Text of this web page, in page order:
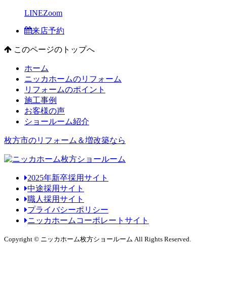
LINEZoom
来店予約
このページのトップへ
ホーム
ニッカホームのリフォーム
リフォームのポイント
施工事例
お客様の声
ショールーム紹介
枚方市のリフォーム＆増改築なら
2025年新卒採用サイト
中途採用サイト
職人採用サイト
プライバシーポリシー
ニッカホームコーポレートサイト
Copyright © ニッカホーム枚方ショールーム All Rights Reserved.